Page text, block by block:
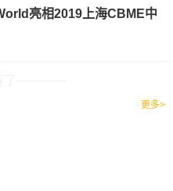
亮相2019上海CBME中
更多>